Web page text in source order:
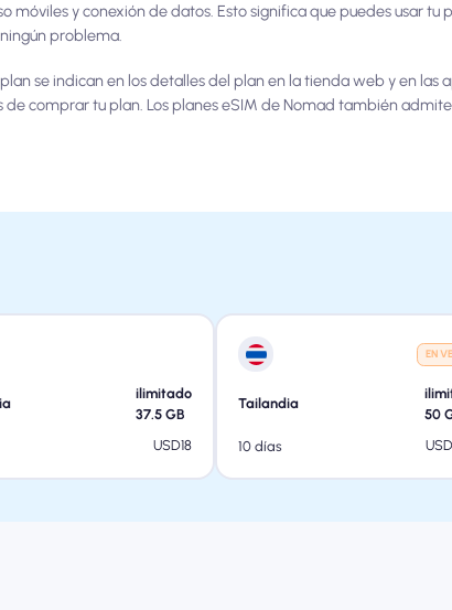
móviles y conexión de datos. Esto significa que puedes usar tu
problema.
se indican en los detalles del plan en la tienda web y en las
comprar tu plan. Los planes eSIM de Nomad también
ilimitado
37.5 GB
USD18
EN
Tailandia
50
10 días